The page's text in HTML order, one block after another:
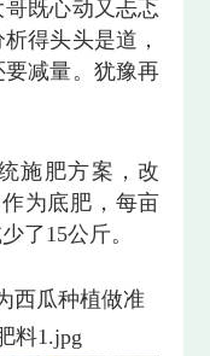
既心动又忐忑
得头头是道，
减量。犹豫再
施肥方案，改
为底肥，每亩
了15公斤。